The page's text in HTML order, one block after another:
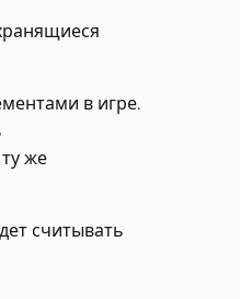
в игре.
же
считывать